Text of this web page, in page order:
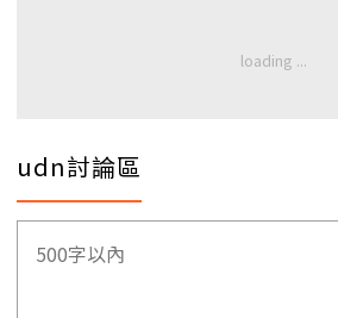
udn討論區